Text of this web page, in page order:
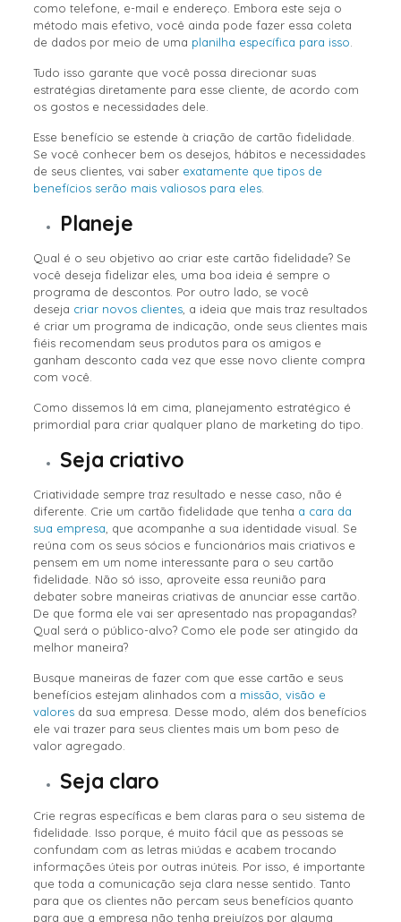
como telefone, e-mail e endereço. Embora este seja o
método mais efetivo, você ainda pode fazer essa coleta
de dados por meio de uma planilha específica para isso.
Tudo isso garante que você possa direcionar suas
estratégias diretamente para esse cliente, de acordo com
os gostos e necessidades dele.
Esse benefício se estende à criação de cartão fidelidade.
Se você conhecer bem os desejos, hábitos e necessidades
de seus clientes, vai saber exatamente que tipos de
benefícios serão mais valiosos para eles.
Planeje
Qual é o seu objetivo ao criar este cartão fidelidade? Se
você deseja fidelizar eles, uma boa ideia é sempre o
programa de descontos. Por outro lado, se você
deseja criar novos clientes, a ideia que mais traz resultados
é criar um programa de indicação, onde seus clientes mais
fiéis recomendam seus produtos para os amigos e
ganham desconto cada vez que esse novo cliente compra
com você.
Como dissemos lá em cima, planejamento estratégico é
primordial para criar qualquer plano de marketing do tipo.
Seja criativo
Criatividade sempre traz resultado e nesse caso, não é
diferente. Crie um cartão fidelidade que tenha a cara da
sua empresa, que acompanhe a sua identidade visual. Se
reúna com os seus sócios e funcionários mais criativos e
pensem em um nome interessante para o seu cartão
fidelidade. Não só isso, aproveite essa reunião para
debater sobre maneiras criativas de anunciar esse cartão.
De que forma ele vai ser apresentado nas propagandas?
Qual será o público-alvo? Como ele pode ser atingido da
melhor maneira?
Busque maneiras de fazer com que esse cartão e seus
benefícios estejam alinhados com a missão, visão e
valores da sua empresa. Desse modo, além dos benefícios
ele vai trazer para seus clientes mais um bom peso de
valor agregado.
Seja claro
Crie regras específicas e bem claras para o seu sistema de
fidelidade. Isso porque, é muito fácil que as pessoas se
confundam com as letras miúdas e acabem trocando
informações úteis por outras inúteis. Por isso, é importante
que toda a comunicação seja clara nesse sentido. Tanto
para que os clientes não percam seus benefícios quanto
para que a empresa não tenha prejuízos por alguma